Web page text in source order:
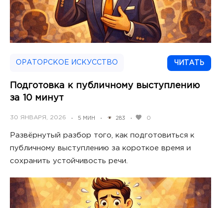
ОРАТОРСКОЕ ИСКУССТВО ЧИТАТЬ
Подготовка к публичному выступлению
за 10 минут
POSTED
30 ЯНВАРЯ, 2026 • 5 МИН • 283 • 0
Развёрнутый разбор того, как подготовиться к
публичному выступлению за короткое время и
сохранить устойчивость речи.